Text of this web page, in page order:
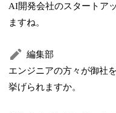
AI開発会社のスタートア
ますね。
編集部
エンジニアの方々が御社
挙げられますか。